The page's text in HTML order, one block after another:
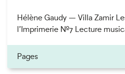
Hélène Gaudy — Villa Zamir
l’Imprimerie n°7 Lecture
Pages